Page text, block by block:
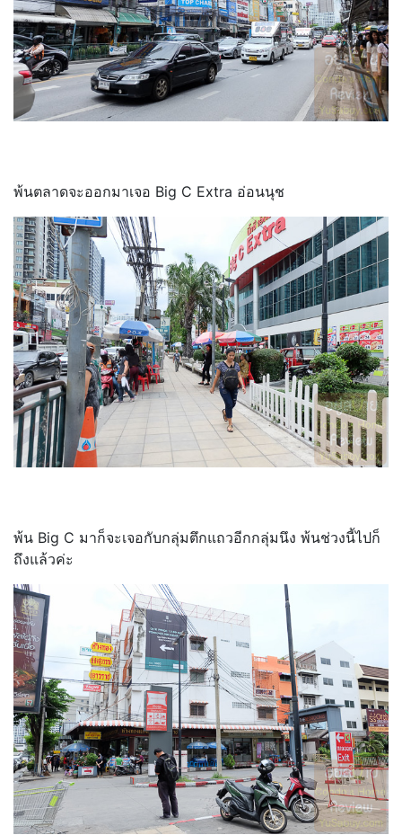
พ้นตลาดจะออกมาเจอ Big C Extra อ่อนนุช
พ้น Big C มาก็จะเจอกับกลุ่มตึกแถวอีกกลุ่มนึง พ้นช่วงนี้ไปก็
ถึงแล้วค่ะ